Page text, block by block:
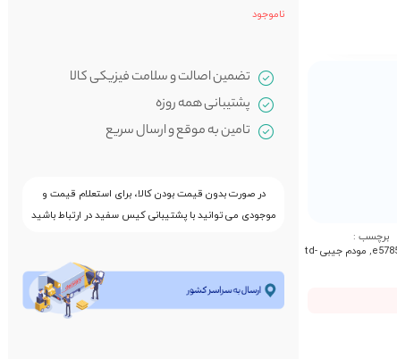
برچسب :
,
مودم جیبی td-
ناموجود
تضمین اصالت و سلامت فیزیکی کالا
پشتیبانی همه روزه
تامین به موقع و ارسال سریع
در صورت بدون قیمت بودن کالا، برای استعلام قیمت و
موجودی می توانید با پشتیبانی کیس سفید در ارتباط باشید